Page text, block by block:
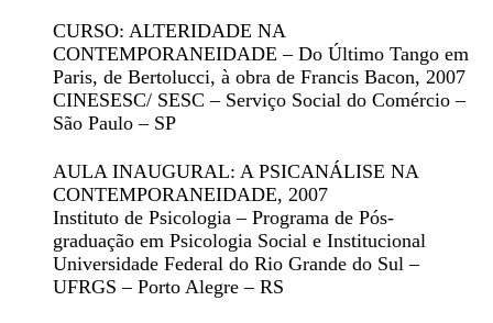
CURSO: ALTERIDADE NA
CONTEMPORANEIDADE – Do Último Tango em
Paris, de Bertolucci, à obra de Francis Bacon, 2007
CINESESC/ SESC – Serviço Social do Comércio –
São Paulo – SP
AULA INAUGURAL: A PSICANÁLISE NA
CONTEMPORANEIDADE, 2007
Instituto de Psicologia – Programa de Pós-
graduação em Psicologia Social e Institucional
Universidade Federal do Rio Grande do Sul –
UFRGS – Porto Alegre – RS